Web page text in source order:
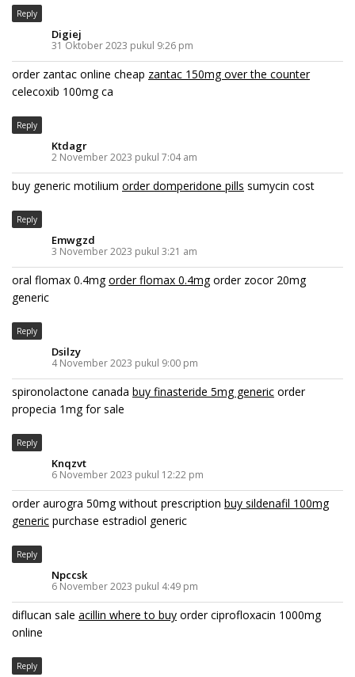
Reply
Digiej
31 Oktober 2023 pukul 9:26 pm
order zantac online cheap zantac 150mg over the counter
celecoxib 100mg ca
Reply
Ktdagr
2 November 2023 pukul 7:04 am
buy generic motilium order domperidone pills sumycin cost
Reply
Emwgzd
3 November 2023 pukul 3:21 am
oral flomax 0.4mgorder flomax 0.4mgorder zocor 20mg
generic
Reply
Dsilzy
4 November 2023 pukul 9:00 pm
spironolactone canada buy finasteride 5mg generic order
propecia 1mg for sale
Reply
Knqzvt
6 November 2023 pukul 12:22 pm
order aurogra 50mg without prescription buy sildenafil 100mg
generic purchase estradiol generic
Reply
Npccsk
6 November 2023 pukul 4:49 pm
diflucan sale acillin where to buy order ciprofloxacin 1000mg
online
Reply